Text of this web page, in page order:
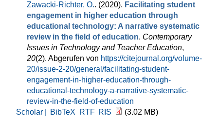
Zawacki-Richter, O.. (2020). Facilitating student
engagement in higher education through
educational technology: A narrative systematic
review in the field of education. Contemporary
Issues in Technology and Teacher Education,
20(2). Abgerufen von https://citejournal.org/volume-
20/issue-2-20/general/facilitating-student-
engagement-in-higher-education-through-
educational-technology-a-narrative-systematic-
review-in-the-field-of-education
Scholar |
BibTeX RTF RIS (3.02 MB)